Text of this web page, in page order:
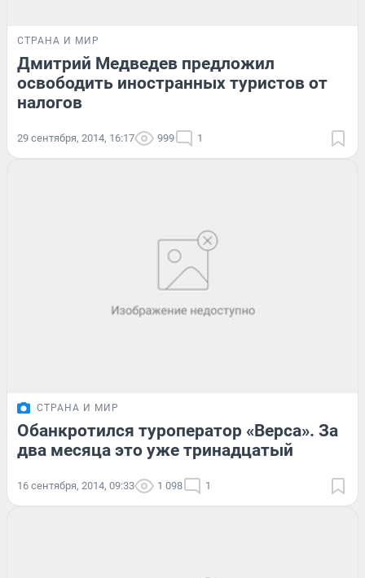
СТРАНА И МИР
Дмитрий Медведев предложил
освободить иностранных туристов от
налогов
29 сентября, 2014, 16:17 999 1
СТРАНА И МИР
Обанкротился туроператор «Верса». За
два месяца это уже тринадцатый
16 сентября, 2014, 09:33 1 098 1